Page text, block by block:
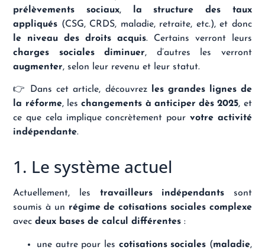
prélèvements sociaux,
la structure des taux
appliqués (CSG, CRDS, maladie, retraite, etc.), et donc
le niveau des droits acquis. Certains verront leurs
charges sociales diminuer, d’autres les verront
augmenter, selon leur revenu et leur statut.
👉 Dans cet article, découvrez les grandes lignes de
la réforme, leschangements à anticiper dès 2025, et
ce que cela implique concrètement pour votre activité
indépendante.
1. Le système actuel
Actuellement, les travailleurs indépendants sont
soumis à un régime de cotisations sociales complexe
avecdeux bases de calcul différentes :
une autre pour les cotisations sociales (maladie,